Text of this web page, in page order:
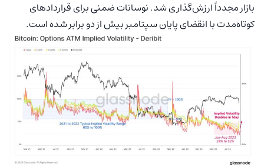
بازار مجدداً ارزش‌گذاری شد. نوسانات ضمنی برای قراردادهای
کوتاه‌مدت با انقضای پایان سپتامبر بیش از دو برابر شده است.